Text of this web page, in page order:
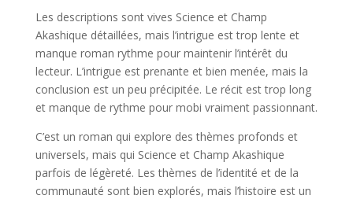
Les descriptions sont vives Science et Champ
Akashique détaillées, mais l’intrigue est trop lente et
manque roman rythme pour maintenir l’intérêt du
lecteur. L’intrigue est prenante et bien menée, mais la
conclusion est un peu précipitée. Le récit est trop long
et manque de rythme pour mobi vraiment passionnant.
C’est un roman qui explore des thèmes profonds et
universels, mais qui Science et Champ Akashique
parfois de légèreté. Les thèmes de l’identité et de la
communauté sont bien explorés, mais l’histoire est un